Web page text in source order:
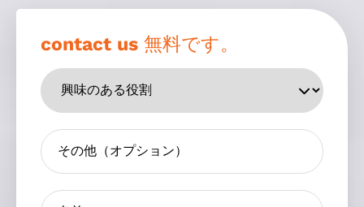
contact us 無料です。